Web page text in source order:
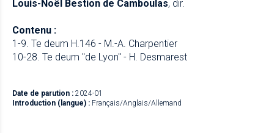
Louis-Noël Bestion de Camboulas, dir.
Contenu :
1-9. Te deum H.146 - M.-A. Charpentier
10-28. Te deum "de Lyon" - H. Desmarest
Date de parution : 2024-01
Introduction (langue) : Français/Anglais/Allemand